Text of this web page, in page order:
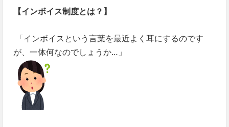
【インボイス制度とは？】
「インボイスという言葉を最近よく耳にするのです
が、一体何なのでしょうか…」